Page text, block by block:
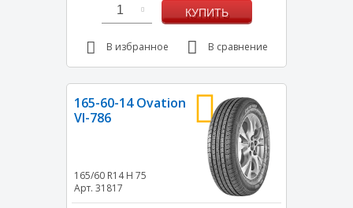
1 КУПИТЬ
В избранное В сравнение
165-60-14 Ovation
VI-786
165/60 R14 H 75
Арт. 31817